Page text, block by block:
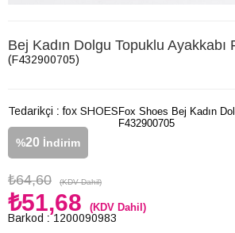
Bej Kadın Dolgu Topuklu Ayakkabı
(F432900705)
Tedarikçi : fox SHOES
%20 İndirim
₺64,60 (KDV Dahil)
₺51,68 (KDV Dahil)
Barkod : 1200090983
Fox Shoes Bej Kadın
F432900705